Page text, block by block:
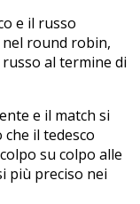
e il russo
round robin,
al termine di
e il match si
il tedesco
su colpo alle
più preciso nei